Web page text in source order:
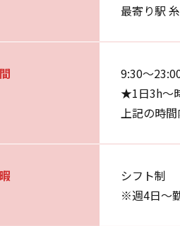
最寄り駅
9:30～
★1日3h～
上記の時
シフト制
※週4日～